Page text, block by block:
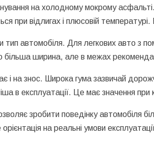
на холодному мокрому
при відлигах і плюсовій
тип автомобіля. Для легкових авто з
ширина, але в межах
і на знос. Широка гума зазвичай
в експлуатації. Це має значення
зробити поведінку автомобіля
на реальні умови